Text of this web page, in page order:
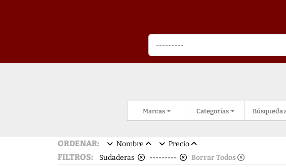
Categorias
Marcas Búsqueda
ORDENAR: Nombre Precio
FILTROS: Sudaderas --------- Borrar Todos